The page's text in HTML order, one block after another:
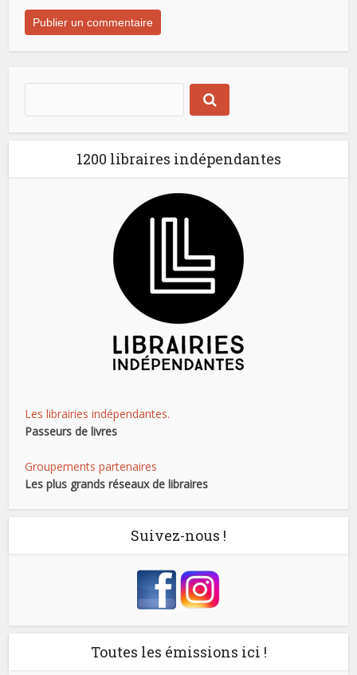
1200 libraires indépendantes
Les librairies indépendantes.
Passeurs de livres
Groupements partenaires
Les plus grands réseaux de libraires
Suivez-nous !
Toutes les émissions ici !